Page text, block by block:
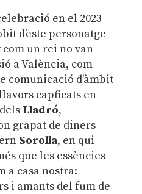
en el 2023
d’este personatge
un rei no van
a València, com
comunicació d’àmbit
capficats en
Lladró,
grapat de diners
Sorolla, en qui
que les essències
a casa nostra:
i amants del fum de